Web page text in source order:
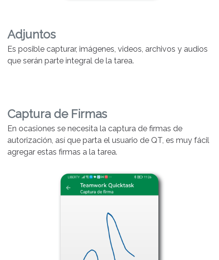
Adjuntos
Es posible capturar, imágenes, videos, archivos y audios
que serán parte integral de la tarea.
Captura de Firmas
En ocasiones se necesita la captura de firmas de
autorización, así que parta el usuario de QT, es muy fácil
agregar estas firmas a la tarea.